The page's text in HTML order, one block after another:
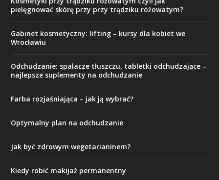
pielęgnować skórę przy przy trądziku różowatym?
Gabinet kosmetyczny: lifting – kursy dla kobiet we
Wrocławiu
Odchudzanie: spalacze tłuszczu, tabletki odchudzające –
najlepsze suplementy na odchudzanie
Farba rozjaśniająca – jak ją wybrać?
Optymalny plan na odchudzanie
Jak być zdrowym wegetarianinem?
Kiedy robić makijaż permanentny